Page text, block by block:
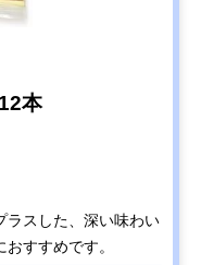
本
ラスした、深い味わい
すすめです。